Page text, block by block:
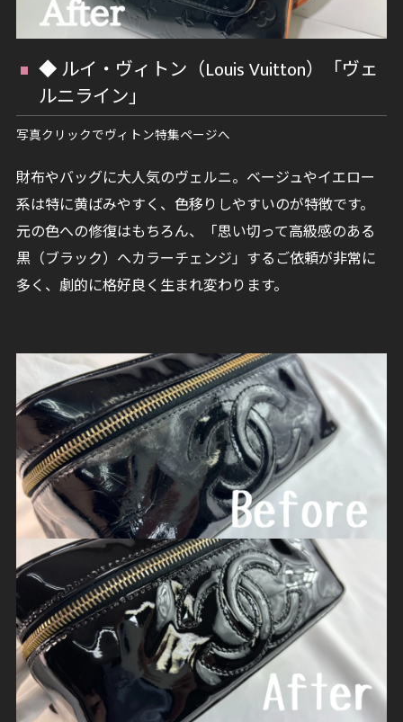
◆ ルイ・ヴィトン（Louis Vuitton）「ヴェ
ルニライン」
写真クリックでヴィトン特集ページへ
財布やバッグに大人気のヴェルニ。ベージュやイエロー
系は特に黄ばみやすく、色移りしやすいのが特徴です。
元の色への修復はもちろん、「思い切って高級感のある
黒（ブラック）へカラーチェンジ」するご依頼が非常に
多く、劇的に格好良く生まれ変わります。